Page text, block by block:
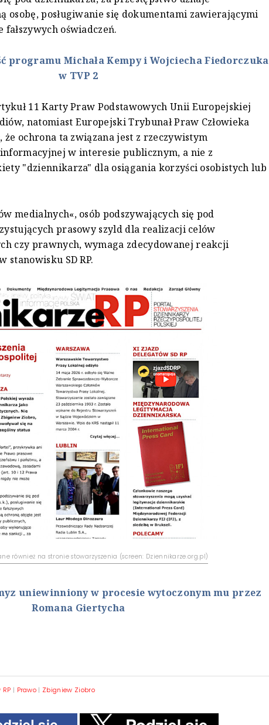
osobę, posługiwanie się dokumentami zawierającymi
oświadczeń.
programu Michała Kempy i Wojciecha Fiedorczuka
w TVP 2
11 Karty Praw Podstawowych Unii Europejskiej
natomiast Europejski Trybunał Praw Człowieka
ochrona ta związana jest z rzeczywistym
w interesie publicznym, a nie z
"dziennikarza" dla osiągania korzyści osobistych lub
medialnych«, osób podszywających się pod
prasowy szyld dla realizacji celów
czy prawnych, wymaga zdecydowanej reakcji
stanowisku SD RP.
również na stronie stowarzyszenia (screen: Dziennikarze.org.pl)
uniewinniony w procesie wytoczonym mu przez
Romana Giertycha
| Prawo | Zbigniew Ziobro